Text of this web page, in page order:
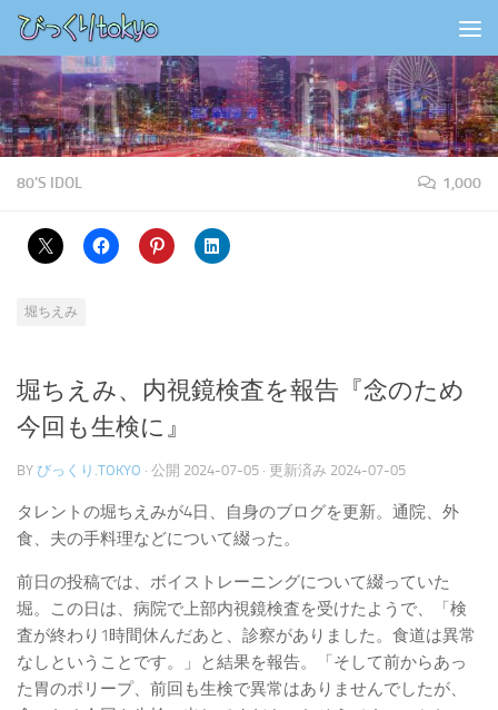
コンテンツの下
80'S IDOL 1,000
堀ちえみ
堀ちえみ、内視鏡検査を報告『念のため
今回も生検に』
BY びっくり.TOKYO · 公開 2024-07-05 · 更新済み 2024-07-05
タレントの堀ちえみが4日、自身のブログを更新。通院、外
食、夫の手料理などについて綴った。
前日の投稿では、ボイストレーニングについて綴っていた
堀。この日は、病院で上部内視鏡検査を受けたようで、「検
査が終わり1時間休んだあと、診察がありました。食道は異常
なしということです。」と結果を報告。「そして前からあっ
た胃のポリープ、前回も生検で異常はありませんでしたが、